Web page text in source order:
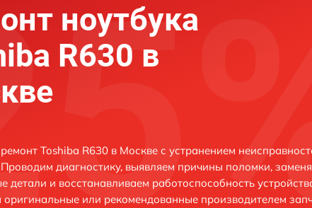
ноутбука
R630 в
Toshiba R630 в Москве с устранением
диагностику, выявляем причины поломки,
детали и восстанавливаем работоспособность
оригинальные или рекомендованные производителем